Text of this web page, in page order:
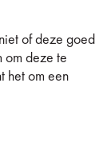
of deze goed
om deze te
het om een